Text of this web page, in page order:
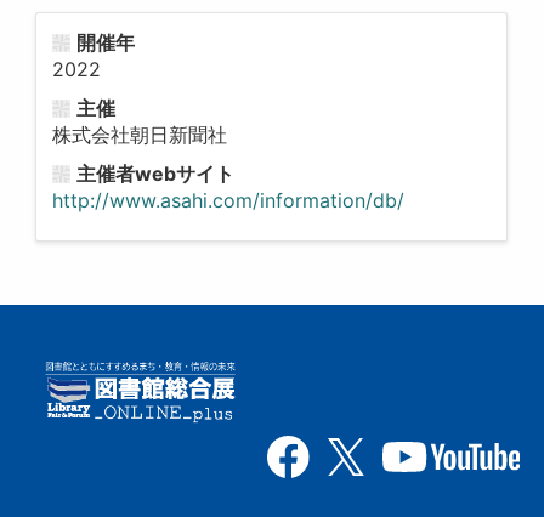
開催年
2022
主催
株式会社朝日新聞社
主催者webサイト
http://www.asahi.com/information/db/